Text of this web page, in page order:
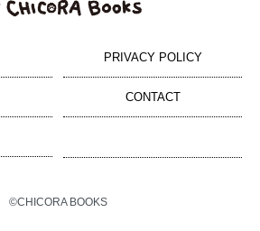
PRIVACY POLICY
CONTACT
©CHICORA BOOKS